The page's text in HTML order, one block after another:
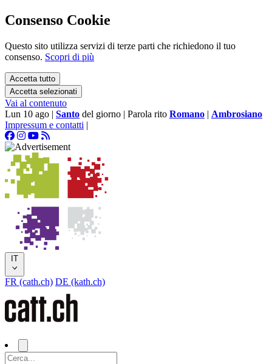
Consenso Cookie
Questo sito utilizza servizi di terze parti che richiedono il tuo
consenso. Scopri di più
Accetta tutto
Accetta selezionati
Vai al contenuto
Lun 10 ago | Santo del giorno | Parola rito Romano | Ambrosiano
Impressum e contatti |
IT
FR (cath.ch) DE (kath.ch)